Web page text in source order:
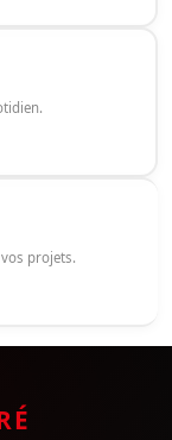
projets.